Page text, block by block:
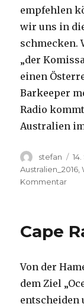
empfehlen
wir uns in
schmecken.
„der
einen
Barkeeper
Radio
Australien
Autor
stefan
Australien_2016 ,
Kommentarzu
Cape
Von der
dem Ziel
entscheiden